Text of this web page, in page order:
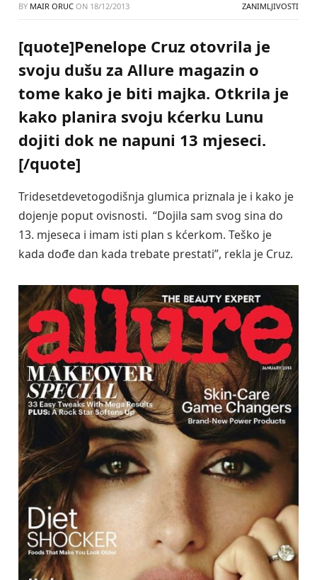
BY MAIR ORUC ON 18/12/2013 ZANIMLJIVOSTI
[quote]Penelope Cruz otovrila je
svoju dušu za Allure magazin o
tome kako je biti majka. Otkrila je
kako planira svoju kćerku Lunu
dojiti dok ne napuni 13 mjeseci.
[/quote]
Tridesetdevetogodišnja glumica priznala je i kako je
dojenje poput ovisnosti. “Dojila sam svog sina do
13. mjeseca i imam isti plan s kćerkom. Teško je
kada dođe dan kada trebate prestati”, rekla je Cruz.